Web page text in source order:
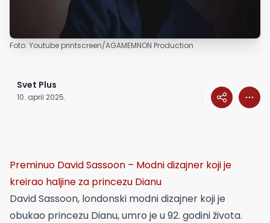
Foto: Youtube printscreen/AGAMEMNON Production
Svet Plus
10. april 2025.
Preminuo David Sassoon – Modni dizajner koji je
kreirao haljine za princezu Dianu
David Sassoon, londonski modni dizajner koji je
obukao princezu Dianu, umro je u 92. godini života.